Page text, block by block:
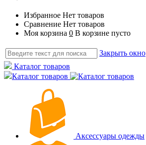
Избранное Нет товаров
Сравнение Нет товаров
Моя корзина 0 В корзине пусто
Закрыть окно
Каталог товаров
Каталог товаров
Аксессуары одежды